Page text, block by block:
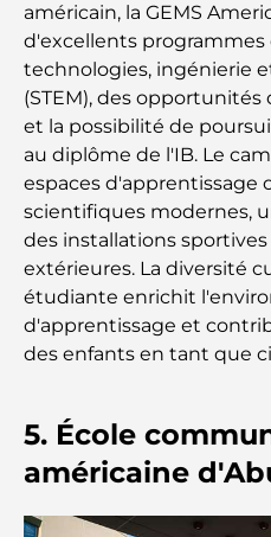
Les meilleures écoles
adapté aux familles
Restaurants à Dubai
gourmandes d’un
Les meilleurs
Dubaï
Résidences en bord
bord de la mer
Les meilleures
Le pays le plus cher
mondial des coûts
Les meilleurs
américain, la GEMS
d'excellents programmes
technologies, ingénierie
(STEM), des
et la possibilité de
au diplôme de l'IB. Le
espaces d'apprentissage
scientifiques modernes,
des installations
extérieures. La diversité
étudiante enrichit
d'apprentissage et
des enfants en tant que
5. École
américaine